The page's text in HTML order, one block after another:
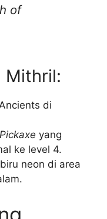
of
Mithril:
di
yang
ke level 4.
neon di area